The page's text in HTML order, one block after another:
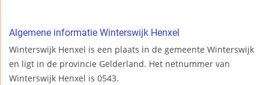
Algemene informatie Winterswijk Henxel
Winterswijk Henxel is een plaats in de gemeente Winterswijk
en ligt in de provincie Gelderland. Het netnummer van
Winterswijk Henxel is 0543.